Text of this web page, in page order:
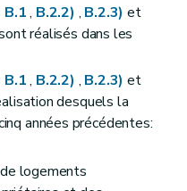
B.1, B.2.2) , B.2.3) et
réalisés dans les
B.1, B.2.2) , B.2.3) et
desquels la
années précédentes:
logements